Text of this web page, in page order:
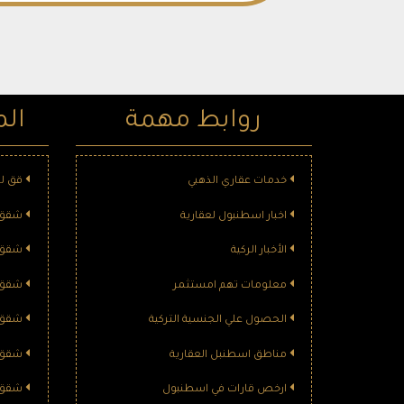
روابط مهمة
خدمات عقاري الذهبي
اخبار اسطنبول لعقارية
الأخبار الركية
معلومات تهم امستثمر
الحصول علي الجنسية التركية
مناطق اسطنبل العقارية
ارخص قارات في اسطنبول
قق
شقق
شقق
شقق
شقق
شقق
شقق